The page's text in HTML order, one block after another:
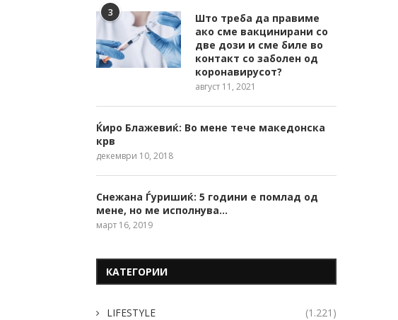
3
Што треба да правиме
ако сме вакцинирани со
две дози и сме биле во
контакт со заболен од
коронавирусот?
август 11, 2021
Ќиро Блажевиќ: Во мене тече македонска
крв
декември 10, 2018
Снежана Ѓуришиќ: 5 години е помлад од
мене, но ме исполнува…
март 16, 2019
КАТЕГОРИИ
LIFESTYLE (1.221)